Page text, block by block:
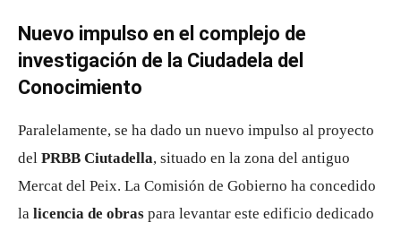
Nuevo impulso en el complejo de
investigación de la Ciudadela del
Conocimiento
Paralelamente, se ha dado un nuevo impulso al proyecto
del PRBB Ciutadella, situado en la zona del antiguo
Mercat del Peix. La Comisión de Gobierno ha concedido
la licencia de obras para levantar este edificio dedicado